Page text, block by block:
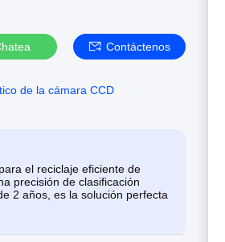
Contáctenos
de la cámara CCD
el reciclaje eficiente de
precisión de clasificación
2 años, es la solución perfecta